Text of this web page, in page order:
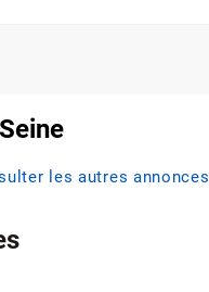
les autres annonces